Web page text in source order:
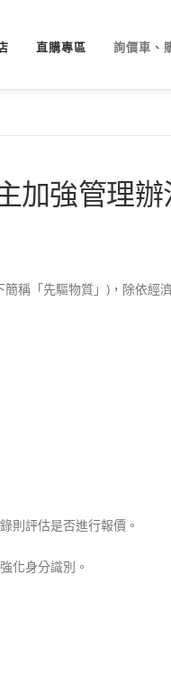
直購專區 詢價車、
加強管理辦
稱「先驅物質」)，除依經
則評估是否進行報價。
化身分識別。